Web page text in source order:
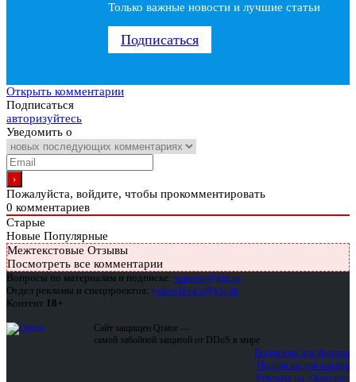
Только важные новости и лучшие статьи
Подписаться
Открыть комментарии
Подписаться
авторизуйтесь
Уведомить о
Пожалуйста, войдите, чтобы прокомментировать
0 комментариев
Старые
Новые Популярные
Межтекстовые Отзывы
Посмотреть все комментарии
Вопросы по материалам и подписке: support@glc.ru
Отдел рекламы и спецпроектов: yakovleva.a@glc.ru
Контент 18+
Сайт защищен Qrator —
самой забойной защитой от DDoS в мире
Подписка для физлиц
Подписка для юрлиц
Реклама на «Хакере»